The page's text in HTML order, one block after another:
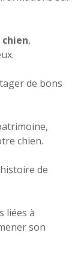
,
de bons
chien.
de
liées à
son